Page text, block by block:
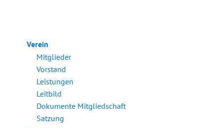
Verein
Mitglieder
Vorstand
Leistungen
Leitbild
Dokumente Mitgliedschaft
Satzung